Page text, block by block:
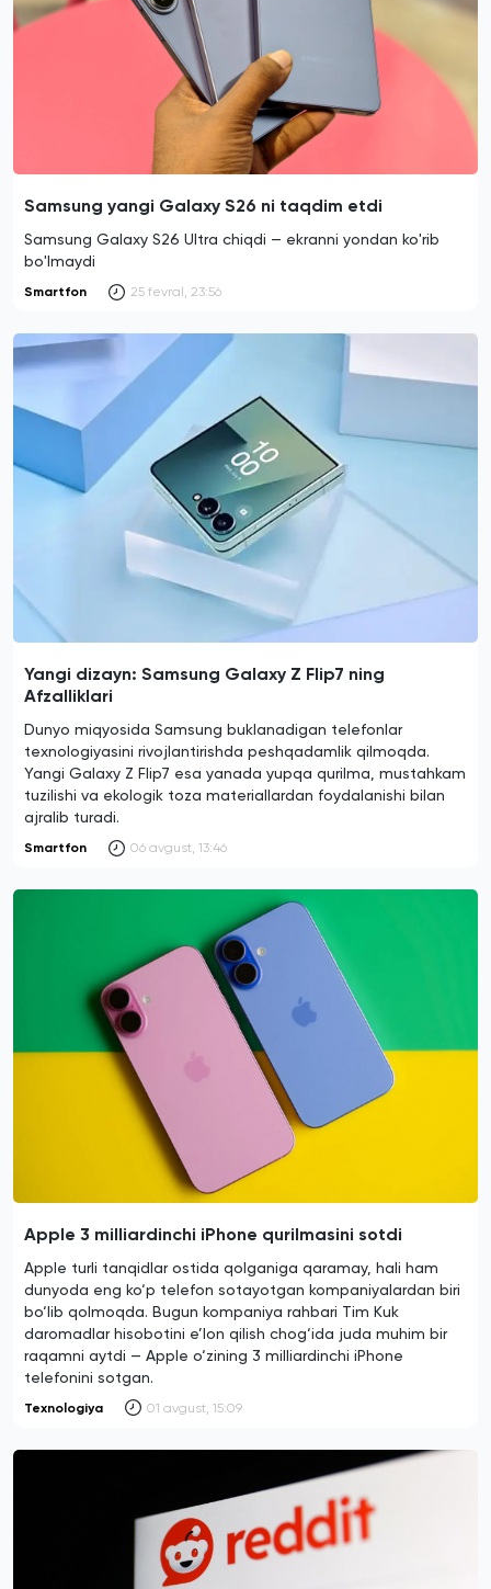
Samsung yangi Galaxy S26 ni taqdim etdi
Samsung Galaxy S26 Ultra chiqdi — ekranni yondan ko'rib
bo'lmaydi
Smartfon 25 fevral, 23:56
Yangi dizayn: Samsung Galaxy Z Flip7 ning
Afzalliklari
Dunyo miqyosida Samsung buklanadigan telefonlar
texnologiyasini rivojlantirishda peshqadamlik qilmoqda.
Yangi Galaxy Z Flip7 esa yanada yupqa qurilma, mustahkam
tuzilishi va ekologik toza materiallardan foydalanishi bilan
ajralib turadi.
Smartfon 06 avgust, 13:46
Apple 3 milliardinchi iPhone qurilmasini sotdi
Apple turli tanqidlar ostida qolganiga qaramay, hali ham
dunyoda eng ko‘p telefon sotayotgan kompaniyalardan biri
bo‘lib qolmoqda. Bugun kompaniya rahbari Tim Kuk
daromadlar hisobotini e’lon qilish chog‘ida juda muhim bir
raqamni aytdi — Apple o‘zining 3 milliardinchi iPhone
telefonini sotgan.
Texnologiya 01 avgust, 15:09